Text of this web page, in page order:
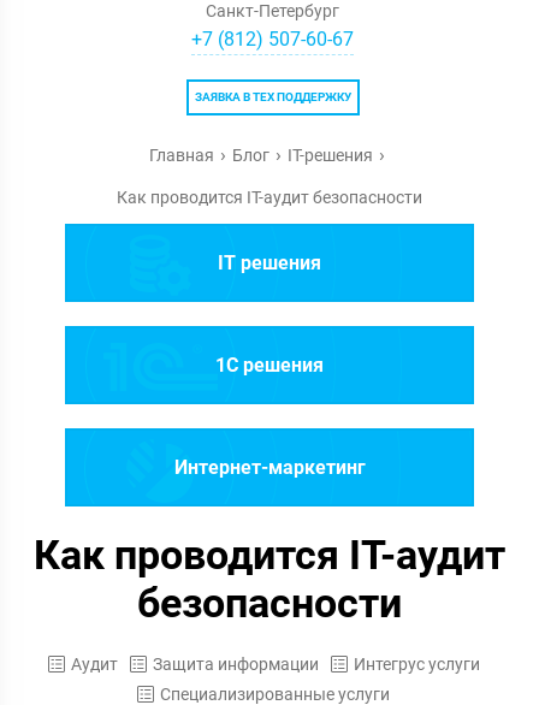
Санкт-Петербург
+7 (812) 507-60-67
ЗАЯВКА В ТЕХ ПОДДЕРЖКУ
Главная Блог IT-решения
Как проводится IT-аудит безопасности
IT решения
1C решения
Интернет-маркетинг
Как проводится IT-аудит
безопасности
Аудит Защита информации
Интегрус услуги
Специализированные услуги